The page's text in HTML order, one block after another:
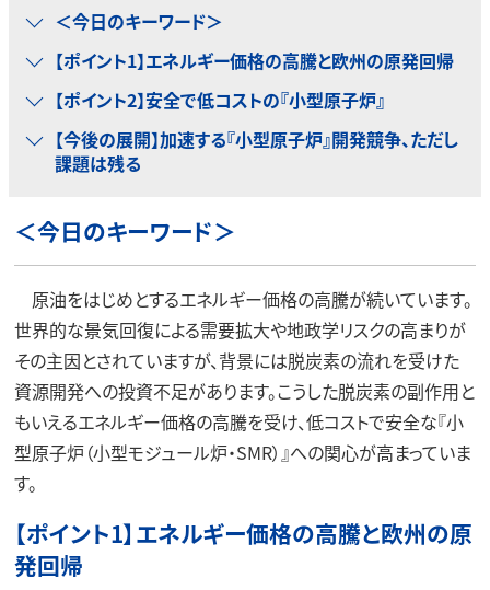
＜今日のキーワード＞
【ポイント1】エネルギー価格の高騰と欧州の原発回帰
【ポイント2】安全で低コストの『小型原子炉』
【今後の展開】加速する『小型原子炉』開発競争、ただし
課題は残る
＜今日のキーワード＞
原油をはじめとするエネルギー価格の高騰が続いています。
世界的な景気回復による需要拡大や地政学リスクの高まりが
その主因とされていますが、背景には脱炭素の流れを受けた
資源開発への投資不足があります。こうした脱炭素の副作用と
もいえるエネルギー価格の高騰を受け、低コストで安全な『小
型原子炉（小型モジュール炉・SMR）』への関心が高まっていま
す。
【ポイント1】エネルギー価格の高騰と欧州の原
発回帰